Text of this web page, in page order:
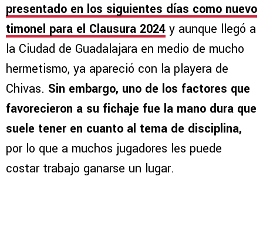
presentado en los siguientes días como nuevo
timonel para el Clausura 2024 y aunque llegó a
la Ciudad de Guadalajara en medio de mucho
hermetismo, ya apareció con la playera de
Chivas. Sin embargo, uno de los factores que
favorecieron a su fichaje fue la mano dura que
suele tener en cuanto al tema de disciplina,
por lo que a muchos jugadores les puede
costar trabajo ganarse un lugar.